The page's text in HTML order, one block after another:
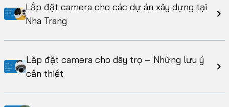
Lắp đặt camera cho các dự án xây dựng tại
Nha Trang
Lắp đặt camera cho dãy trọ – Những lưu ý
cần thiết